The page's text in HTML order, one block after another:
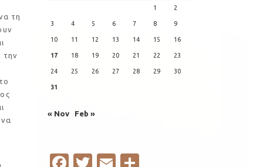
τη
την
1 2
3 4 5 6 7 8 9
10 11 12 13 14 15 16
17 18 19 20 21 22 23
24 25 26 27 28 29 30
31
« Nov Feb »